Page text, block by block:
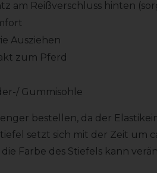
am Reißverschluss hinten
Ausziehen
zum Pferd
Gummisohle
bestellen, da der
setzt sich mit der Zeit um
die Farbe des Stiefels kann